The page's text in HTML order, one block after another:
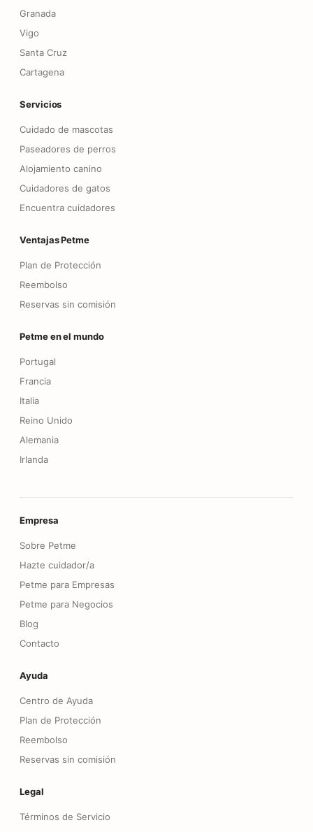
Granada
Vigo
Santa Cruz
Cartagena
Servicios
Cuidado de mascotas
Paseadores de perros
Alojamiento canino
Cuidadores de gatos
Encuentra cuidadores
Ventajas Petme
Plan de Protección
Reembolso
Reservas sin comisión
Petme en el mundo
Portugal
Francia
Italia
Reino Unido
Alemania
Irlanda
Empresa
Sobre Petme
Hazte cuidador/a
Petme para Empresas
Petme para Negocios
Blog
Contacto
Ayuda
Centro de Ayuda
Plan de Protección
Reembolso
Reservas sin comisión
Legal
Términos de Servicio